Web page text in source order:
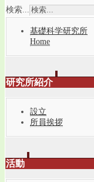
検索...
基礎科学研究所
Home
研究所紹介
設立
所員挨拶
活動